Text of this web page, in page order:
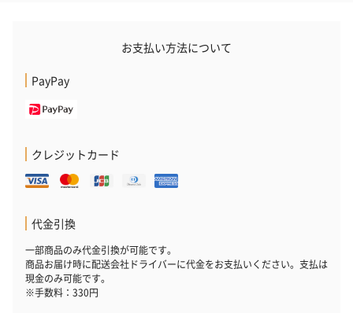
お支払い方法について
PayPay
クレジットカード
代金引換
一部商品のみ代金引換が可能です。
商品お届け時に配送会社ドライバーに代金をお支払いください。支払は
現金のみ可能です。
※手数料：330円